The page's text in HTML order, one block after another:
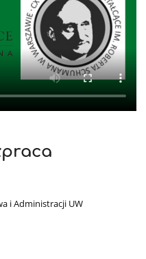
i Administracji UW